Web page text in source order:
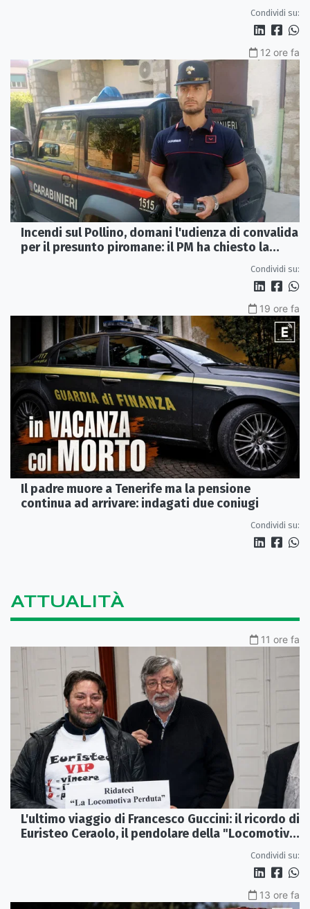
Condividi su:
12 ore fa
Incendi sul Pollino, domani l'udienza di convalida
per il presunto piromane: il PM ha chiesto la
Condividi su:
19 ore fa
Il padre muore a Tenerife ma la pensione
continua ad arrivare: indagati due coniugi
Condividi su:
ATTUALITÀ
11 ore fa
L'ultimo viaggio di Francesco Guccini: il ricordo di
Euristeo Ceraolo, il pendolare della "Locomotiva
Condividi su:
13 ore fa